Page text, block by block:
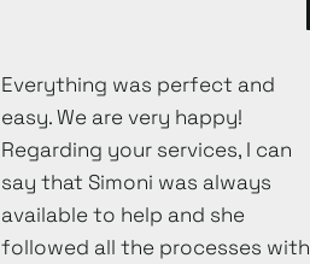
Everything was perfect and
easy. We are very happy!
Regarding your services, I can
say that Simoni was always
available to help and she
followed all the processes with